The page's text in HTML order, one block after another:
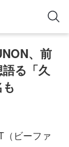
、前
る「久
（ビーファ